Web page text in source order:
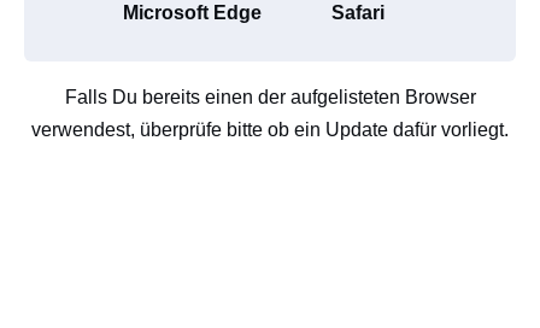
Microsoft Edge Safari
Falls Du bereits einen der aufgelisteten Browser
verwendest, überprüfe bitte ob ein Update dafür vorliegt.